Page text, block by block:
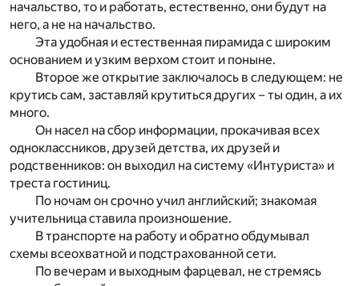
начальство, то и работать, естественно, они будут на
него, а не на начальство.
Эта удобная и естественная пирамида с широким
основанием и узким верхом стоит и поныне.
Второе же открытие заключалось в следующем: не
крутись сам, заставляй крутиться других – ты один, а их
много.
Он насел на сбор информации, прокачивая всех
одноклассников, друзей детства, их друзей и
родственников: он выходил на систему «Интуриста» и
треста гостиниц.
По ночам он срочно учил английский; знакомая
учительница ставила произношение.
В транспорте на работу и обратно обдумывал
схемы всеохватной и подстрахованной сети.
По вечерам и выходным фарцевал, не стремясь